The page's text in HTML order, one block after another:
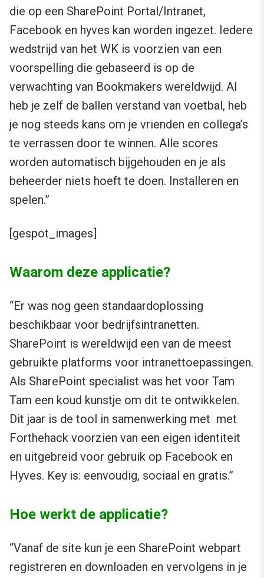
die op een SharePoint Portal/Intranet,
Facebook en hyves kan worden ingezet. Iedere
wedstrijd van het WK is voorzien van een
voorspelling die gebaseerd is op de
verwachting van Bookmakers wereldwijd. Al
heb je zelf de ballen verstand van voetbal, heb
je nog steeds kans om je vrienden en collega’s
te verrassen door te winnen. Alle scores
worden automatisch bijgehouden en je als
beheerder niets hoeft te doen. Installeren en
spelen.”
[gespot_images]
Waarom deze applicatie?
“Er was nog geen standaardoplossing
beschikbaar voor bedrijfsintranetten.
SharePoint is wereldwijd een van de meest
gebruikte platforms voor intranettoepassingen.
Als SharePoint specialist was het voor Tam
Tam een koud kunstje om dit te ontwikkelen.
Dit jaar is de tool in samenwerking met met
Forthehack voorzien van een eigen identiteit
en uitgebreid voor gebruik op Facebook en
Hyves. Key is: eenvoudig, sociaal en gratis.”
Hoe werkt de applicatie?
“Vanaf de site kun je een SharePoint webpart
registreren en downloaden en vervolgens in je